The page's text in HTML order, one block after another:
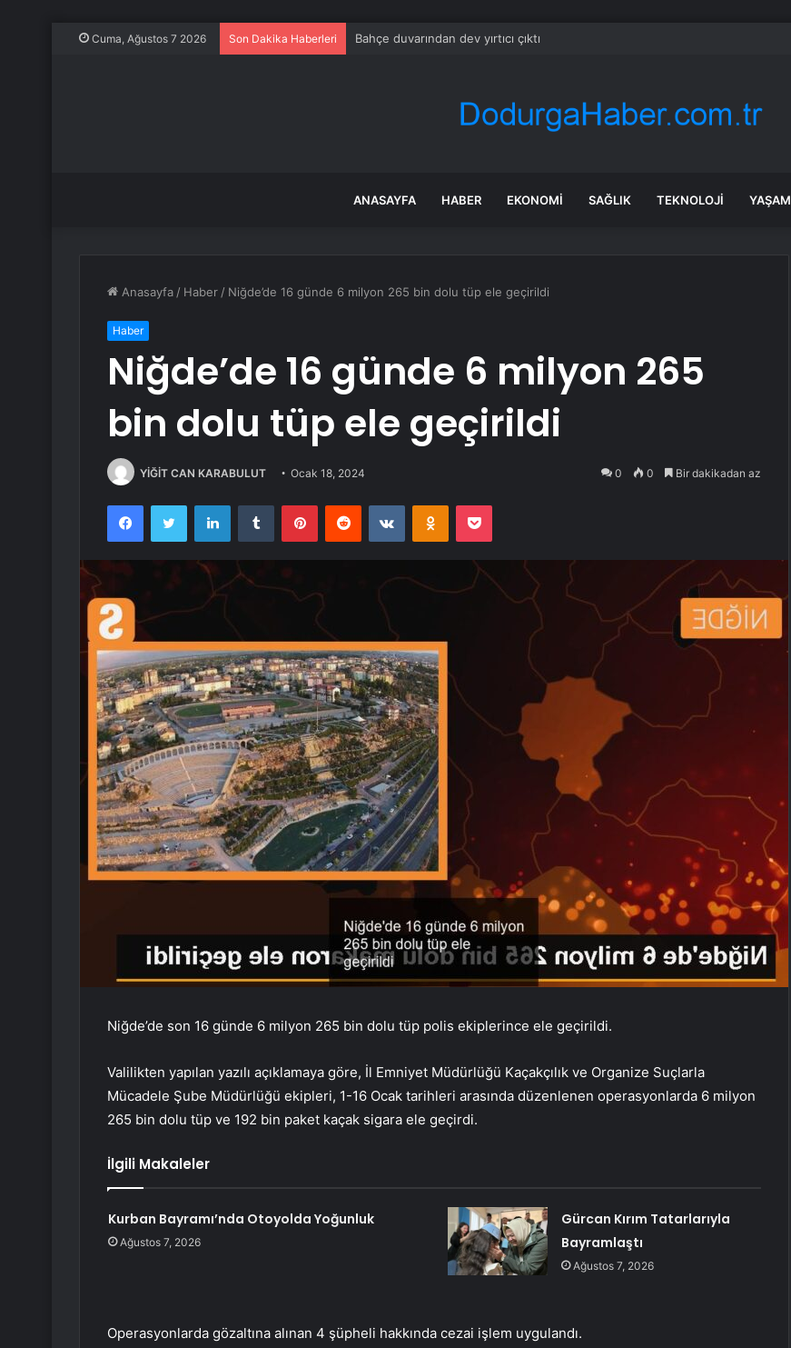
Cuma, Ağustos 7 2026 Son Dakika Haberleri Bahçe duvarından dev yırtıcı çıktı
ANASAYFA HABER EKONOMI SAĞLIK TEKNOLOJI YAŞAM
Anasayfa / Haber / Niğde’de 16 günde 6 milyon 265 bin dolu tüp ele geçirildi
Haber
Niğde’de 16 günde 6 milyon 265
bin dolu tüp ele geçirildi
YİĞİT CAN KARABULUT Ocak 18, 2024 0 0 Bir dakikadan az
FacebookTwitter LinkedInTumblr PinterestReddit VKontakteOdnoklassniki
Pocket
Niğde’de son 16 günde 6 milyon 265 bin dolu tüp polis ekiplerince ele geçirildi.
Valilikten yapılan yazılı açıklamaya göre, İl Emniyet Müdürlüğü Kaçakçılık ve Organize Suçlarla
Mücadele Şube Müdürlüğü ekipleri, 1-16 Ocak tarihleri ​​arasında düzenlenen operasyonlarda 6 milyon
265 bin dolu tüp ve 192 bin paket kaçak sigara ele geçirdi.
İlgili Makaleler
Kurban Bayramı’nda Otoyolda Yoğunluk
Ağustos 7, 2026
Gürcan Kırım Tatarlarıyla
Bayramlaştı
Ağustos 7, 2026
Operasyonlarda gözaltına alınan 4 şüpheli hakkında cezai işlem uygulandı.